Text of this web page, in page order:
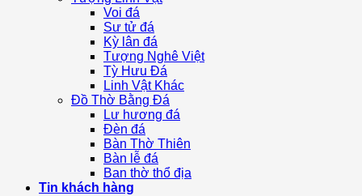
Voi đá
Sư tử đá
Kỳ lân đá
Tượng Nghê Việt
Tỳ Hưu Đá
Linh Vật Khác
Đồ Thờ Bằng Đá
Lư hương đá
Đèn đá
Bàn Thờ Thiên
Bàn lễ đá
Ban thờ thổ địa
Tin khách hàng